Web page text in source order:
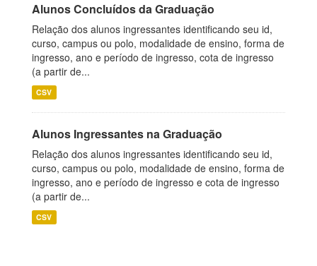
Alunos Concluídos da Graduação
Relação dos alunos ingressantes identificando seu id,
curso, campus ou polo, modalidade de ensino, forma de
ingresso, ano e período de ingresso, cota de ingresso
(a partir de...
CSV
Alunos Ingressantes na Graduação
Relação dos alunos ingressantes identificando seu id,
curso, campus ou polo, modalidade de ensino, forma de
ingresso, ano e período de ingresso e cota de ingresso
(a partir de...
CSV